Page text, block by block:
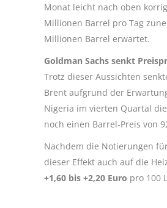
Monat leicht nach oben
Millionen Barrel pro Tag
Millionen Barrel erwartet.
Goldman Sachs senkt
Trotz dieser Aussichten
Brent aufgrund der
Nigeria im vierten Quartal
noch einen Barrel-Preis von
Nachdem die Notierungen
dieser Effekt auch auf die
+1,60 bis +2,20 Euro pro 100